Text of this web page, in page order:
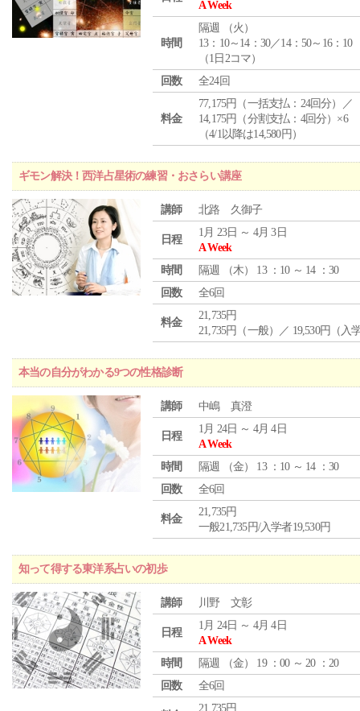
A Week
時間
隔週 （火 ）
13：10～14：30／14：50～16：10
（1日2コマ）
回数
全24回
料金
77,175円（一括支払：24回分）／
14,175円（分割支払：4回分）×6
（4/1以降は14,580円）
ギモン解決！西洋占星術の練習・おさらい講座
講師 北路 久御子
日程
1月 23日 ～ 4月 3日
A Week
時間
隔週 （木） 13 ：10 ～ 14 ：30
回数
全6回
料金
21,735円
21,735円（一般）／ 19,530円（入
本当の自分がわかる9つの性格診断
講師 中嶋 真澄
日程
1月 24日 ～ 4月 4日
A Week
時間
隔週 （金） 13 ：10 ～ 14 ：30
回数
全6回
料金
21,735円
一般21,735円/入学者19,530円
知って得する東洋系占いの初歩
講師 川野 文彰
日程
1月 24日 ～ 4月 4日
A Week
時間
隔週 （金） 19 ：00 ～ 20 ：20
回数
全6回
21,735円